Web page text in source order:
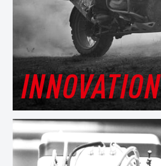
INNOVATION